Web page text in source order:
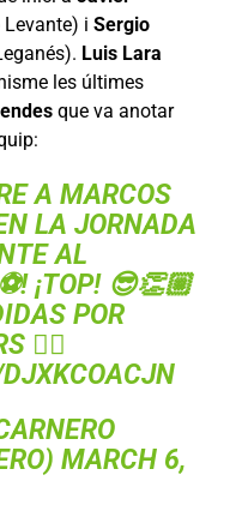
Levante) i Sergio
Luis Lara
les últimes
que va anotar
A MARCOS
LA JORNADA
AL
⚽️! ¡TOP! 😎👏🏼
POR
👉🏼
MARCH 6,